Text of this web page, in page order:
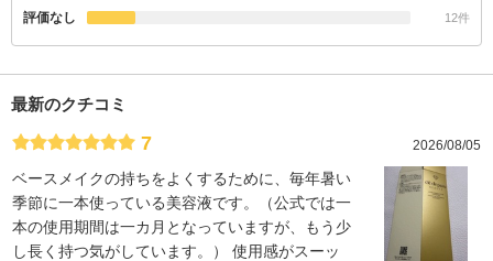
評価なし 12件
最新のクチコミ
7 2026/08/05
ベースメイクの持ちをよくするために、毎年暑い
季節に一本使っている美容液です。（公式では一
本の使用期間は一カ月となっていますが、もう少
し長く持つ気がしています。） 使用感がスーッ